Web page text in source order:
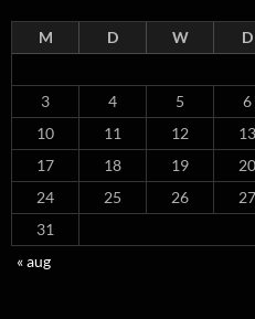
M D W D
3
4 5 6
10
11 12 13
17
18 19 20
24
25 26 27
31
« aug